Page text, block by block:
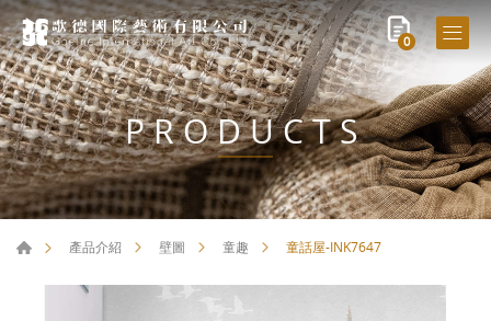
0
PRODUCTS
產品介紹 壁圖 童趣 童話屋-INK7647